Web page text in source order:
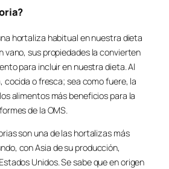
hortaliza habitual en nuestra dieta
vano, sus propiedades la convierten
para incluir en nuestra dieta. Al
cocida o fresca; sea como fuere, la
alimentos más beneficios para la
de la OMS.
son una de las hortalizas más
con Asia de su producción,
Unidos. Se sabe que en origen